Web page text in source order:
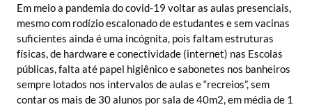
Em meio a pandemia do covid-19 voltar as aulas presenciais,
mesmo com rodízio escalonado de estudantes e sem vacinas
suficientes ainda é uma incógnita, pois faltam estruturas
físicas, de hardware e conectividade (internet) nas Escolas
públicas, falta até papel higiênico e sabonetes nos banheiros
sempre lotados nos intervalos de aulas e “recreios”, sem
contar os mais de 30 alunos por sala de 40m2, em média de 1